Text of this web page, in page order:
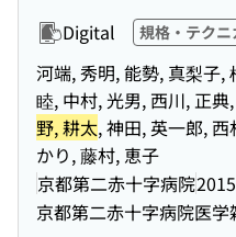
Digital 規格・テク
河端, 秀明, 能勢, 真梨子,
睦, 中村, 光男, 西川, 正
野, 耕太, 神田, 英一郎,
かり, 藤村, 恵子
京都第二赤十字病院
京都第二赤十字病院医学